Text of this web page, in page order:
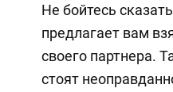
Не бойтесь
предлагает вам
своего партнера.
стоят